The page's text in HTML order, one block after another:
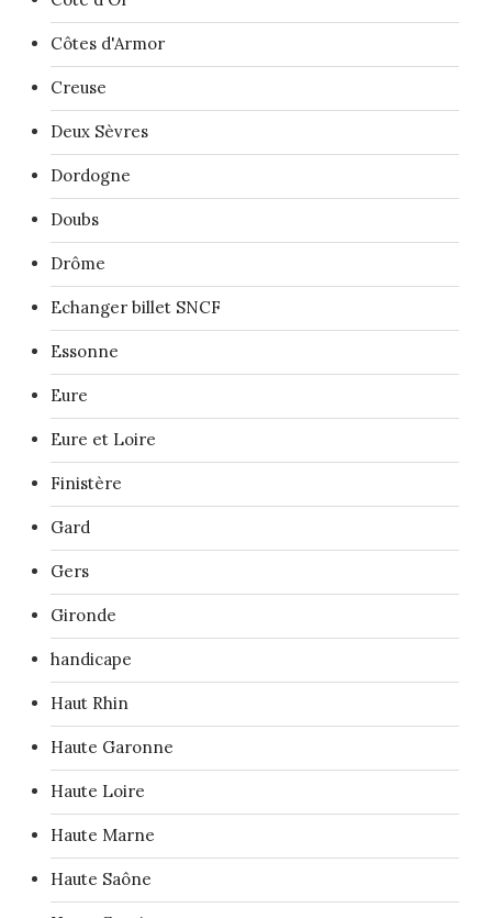
Côtes d'Armor
Creuse
Deux Sèvres
Dordogne
Doubs
Drôme
Echanger billet SNCF
Essonne
Eure
Eure et Loire
Finistère
Gard
Gers
Gironde
handicape
Haut Rhin
Haute Garonne
Haute Loire
Haute Marne
Haute Saône